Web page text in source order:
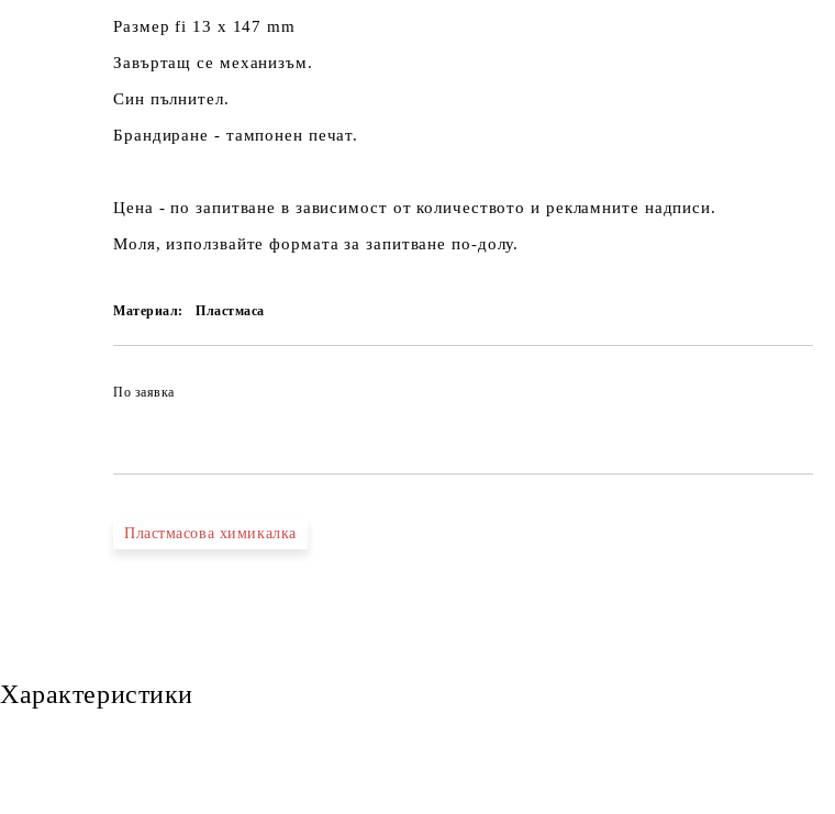
Размер fi 13 х 147 mm
Завъртащ се механизъм.
Син пълнител.
Брандиране - тампонен печат.
Цена - по запитване в зависимост от количеството и рекламните надписи.
Моля, използвайте формата за запитване по-долу.
Материал: Пластмаса
По заявка
Пластмасова химикалка
Характеристики